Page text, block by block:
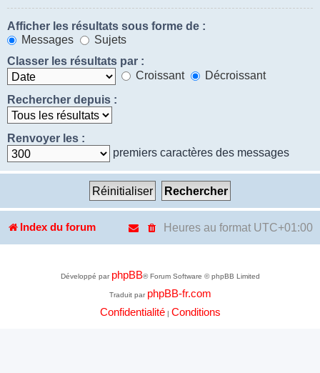
Afficher les résultats sous forme de :
Messages
Sujets
Classer les résultats par :
Croissant
Décroissant
Rechercher depuis :
Renvoyer les :
premiers caractères des messages
Index du forum Heures au format UTC+01:00
Développé par phpBB® Forum Software © phpBB Limited
Traduit par phpBB-fr.com
Confidentialité| Conditions